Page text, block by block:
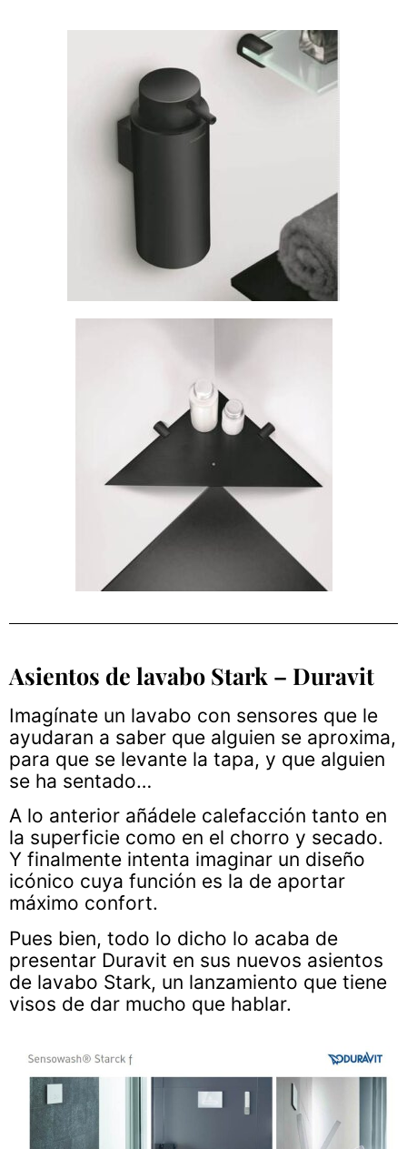
Asientos de lavabo Stark – Duravit
Imagínate un lavabo con sensores que le
ayudaran a saber que alguien se aproxima,
para que se levante la tapa, y que alguien
se ha sentado…
A lo anterior añádele calefacción tanto en
la superficie como en el chorro y secado.
Y finalmente intenta imaginar un diseño
icónico cuya función es la de aportar
máximo confort.
Pues bien, todo lo dicho lo acaba de
presentar Duravit en sus nuevos asientos
de lavabo Stark, un lanzamiento que tiene
visos de dar mucho que hablar.